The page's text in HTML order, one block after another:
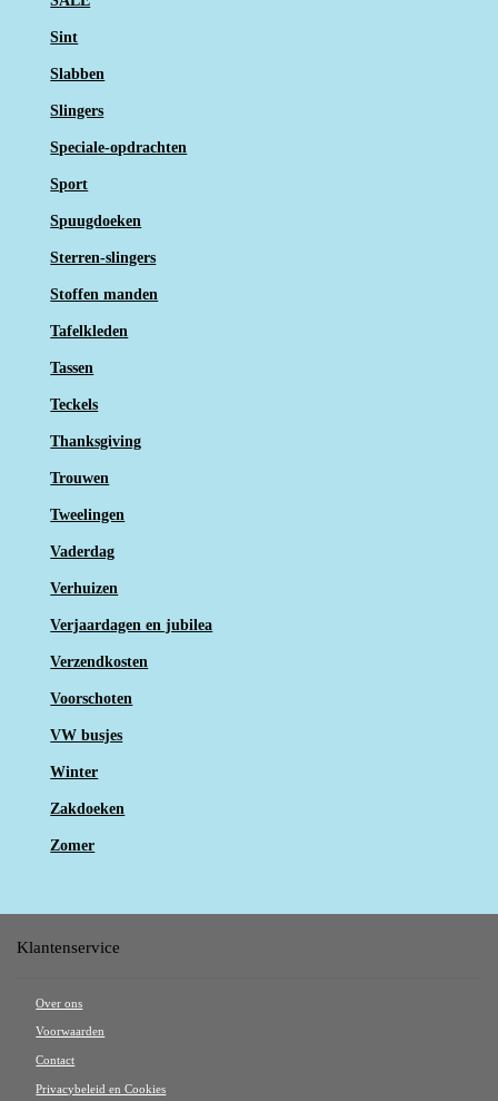
Sint
Slabben
Slingers
Speciale-opdrachten
Sport
Spuugdoeken
Sterren-slingers
Stoffen manden
Tafelkleden
Tassen
Teckels
Thanksgiving
Trouwen
Tweelingen
Vaderdag
Verhuizen
Verjaardagen en jubilea
Verzendkosten
Voorschoten
VW busjes
Winter
Zakdoeken
Zomer
Klantenservice
Over ons
Voorwaarden
Contact
Privacybeleid en Cookies